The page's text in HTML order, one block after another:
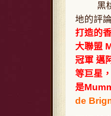
黑桃A
地的評
打造的
大聯盟
冠軍 邁
等巨星
是
de